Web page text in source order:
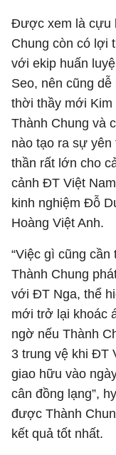
Được xem là cựu
Chung còn có lợi
với ekip huấn
Seo, nên cũng
thời thầy mới
Thành Chung và
nào tạo ra sự
thần rất lớn cho
cảnh ĐT Việt
kinh nghiệm Đỗ
Hoàng Việt Anh.
“Việc gì cũng
Thành Chung
với ĐT Nga, thể
mới trở lại khoác
ngờ nếu Thành
3 trung vệ khi ĐT
giao hữu vào
cân đồng lạng”,
được Thành
kết quả tốt nhất.